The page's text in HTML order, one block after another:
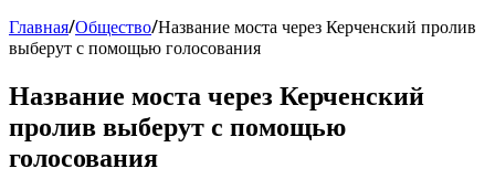
Главная/Общество/Название моста через Керченский пролив
выберут с помощью голосования
Название моста через Керченский
пролив выберут с помощью
голосования